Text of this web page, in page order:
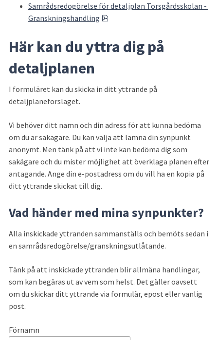
Samrådsredogörelse för detaljplan Torsgårdsskolan -
Granskningshandling
Här kan du yttra dig på
detaljplanen
I formuläret kan du skicka in ditt yttrande på
detaljplaneförslaget.
Vi behöver ditt namn och din adress för att kunna bedöma
om du är sakägare. Du kan välja att lämna din synpunkt
anonymt. Men tänk på att vi inte kan bedöma dig som
sakägare och du mister möjlighet att överklaga planen efter
antagande. Ange din e-postadress om du vill ha en kopia på
ditt yttrande skickat till dig.
Vad händer med mina synpunkter?
Alla inskickade yttranden sammanställs och bemöts sedan i
en samrådsredogörelse/granskningsutlåtande.
Tänk på att inskickade yttranden blir allmäna handlingar,
som kan begäras ut av vem som helst. Det gäller oavsett
om du skickar ditt yttrande via formulär, epost eller vanlig
post.
Förnamn